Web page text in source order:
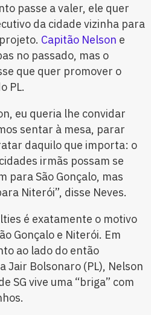
passe a valer, ele quer
da cidade vizinha para
Capitão Nelson e
no passado, mas o
que quer promover o
PL.
eu queria lhe convidar
sentar à mesa, parar
daquilo que importa: o
irmãs possam se
para São Gonçalo, mas
Niterói”, disse Neves.
é exatamente o motivo
Gonçalo e Niterói. Em
ao lado do então
Jair Bolsonaro (PL), Nelson
SG vive uma “briga” com